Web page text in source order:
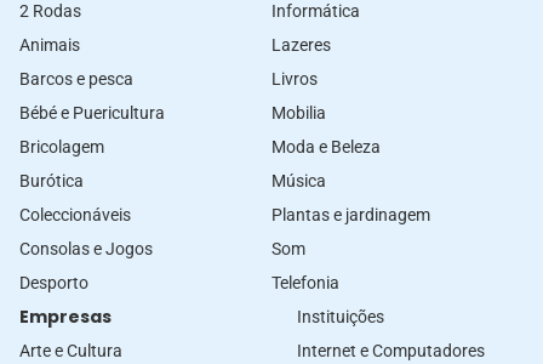
2 Rodas
Animais
Barcos e pesca
Bébé e Puericultura
Bricolagem
Burótica
Coleccionáveis
Consolas e Jogos
Desporto
Informática
Lazeres
Livros
Mobilia
Moda e Beleza
Música
Plantas e jardinagem
Som
Telefonia
Empresas
Arte e Cultura
Instituições
Internet e Computadores